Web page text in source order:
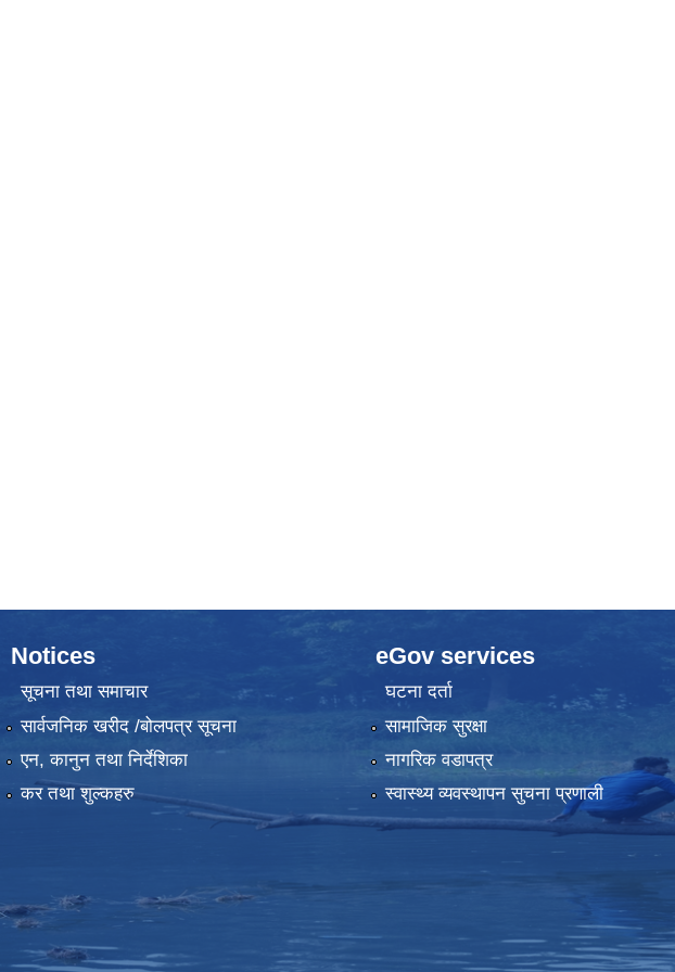
Notices
सूचना तथा समाचार
सार्वजनिक खरीद /बोलपत्र सूचना
एन, कानुन तथा निर्देशिका
कर तथा शुल्कहरु
eGov services
घटना दर्ता
सामाजिक सुरक्षा
नागरिक वडापत्र
स्वास्थ्य व्यवस्थापन सुचना प्रणाली